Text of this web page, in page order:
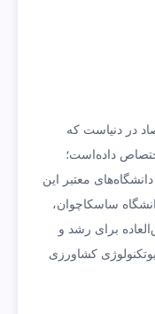
در دنیاست که
داده‌است؛
معتبر این
ساسکاچوان،
برای رشد و
کشاورزی